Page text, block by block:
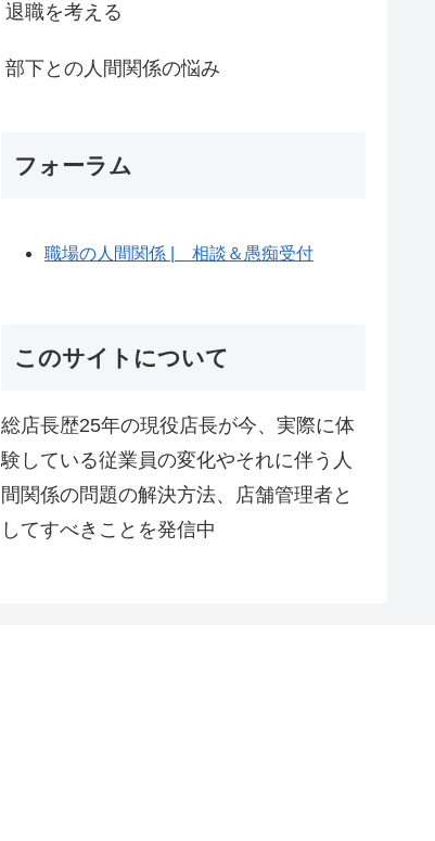
退職を考える
部下との人間関係の悩み
フォーラム
職場の人間関係 | 相談＆愚痴受付
このサイトについて
総店長歴25年の現役店長が今、実際に体
験している従業員の変化やそれに伴う人
間関係の問題の解決方法、店舗管理者と
してすべきことを発信中